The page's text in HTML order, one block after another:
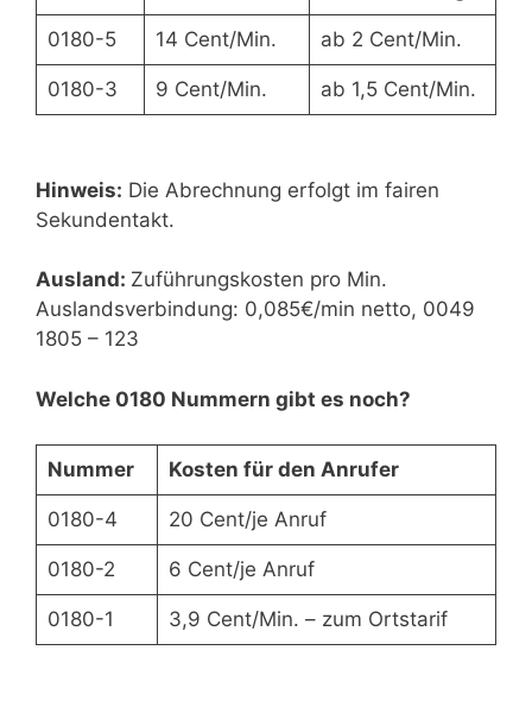
0180-5 14 Cent/Min. ab 2 Cent/Min.
0180-3 9 Cent/Min. ab 1,5 Cent/Min.
Hinweis: Die Abrechnung erfolgt im fairen
Sekundentakt.
Ausland: Zuführungskosten pro Min.
Auslandsverbindung: 0,085€/min netto, 0049
1805 – 123
Welche 0180 Nummern gibt es noch?
Nummer Kosten für den Anrufer
0180-4 20 Cent/je Anruf
0180-2 6 Cent/je Anruf
0180-1 3,9 Cent/Min. – zum Ortstarif